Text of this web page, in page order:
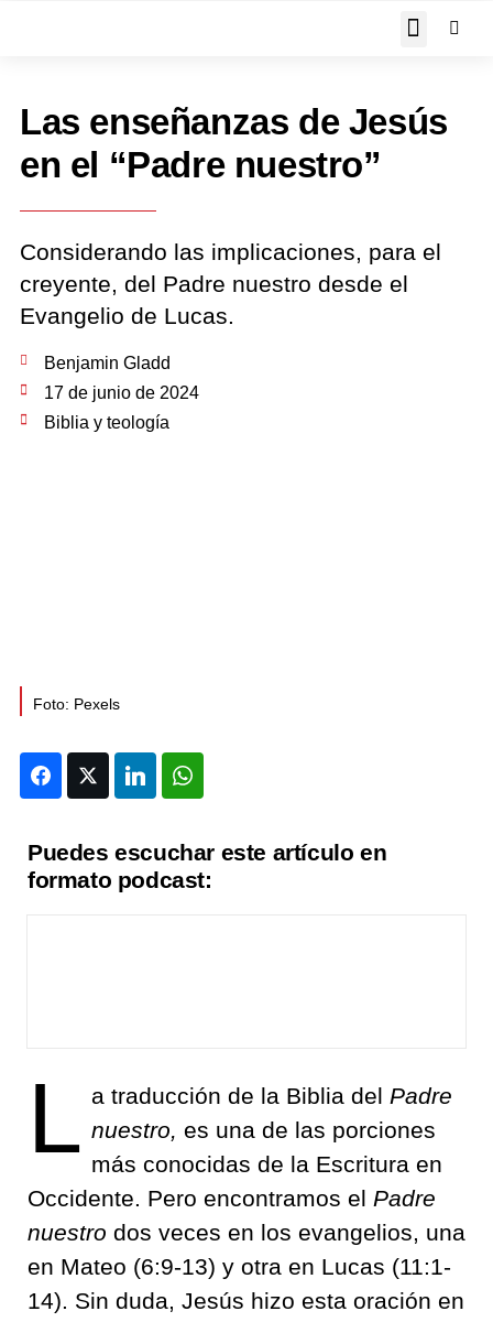
Las enseñanzas de Jesús
en el “Padre nuestro”
Considerando las implicaciones, para el
creyente, del Padre nuestro desde el
Evangelio de Lucas.
Benjamin Gladd
17 de junio de 2024
Biblia y teología
Foto: Pexels
FacebookTwitter LinkedIn
Puedes escuchar este artículo en
formato podcast:
L a traducción de la Biblia del Padre
nuestro, es una de las porciones
más conocidas de la Escritura en
Occidente. Pero encontramos el Padre
nuestro dos veces en los evangelios, una
en Mateo (6:9-13) y otra en Lucas (11:1-
14). Sin duda, Jesús hizo esta oración en